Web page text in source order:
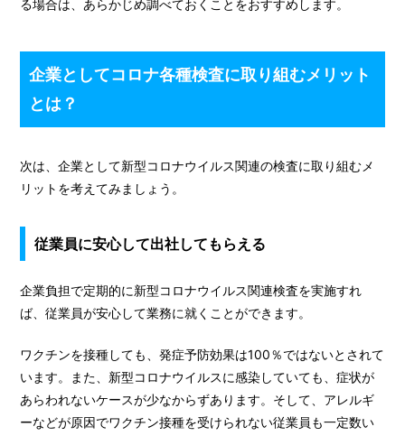
る場合は、あらかじめ調べておくことをおすすめします。
企業としてコロナ各種検査に取り組むメリット
とは？
次は、企業として新型コロナウイルス関連の検査に取り組むメ
リットを考えてみましょう。
従業員に安心して出社してもらえる
企業負担で定期的に新型コロナウイルス関連検査を実施すれ
ば、従業員が安心して業務に就くことができます。
ワクチンを接種しても、発症予防効果は100％ではないとされて
います。また、新型コロナウイルスに感染していても、症状が
あらわれないケースが少なからずあります。そして、アレルギ
ーなどが原因でワクチン接種を受けられない従業員も一定数い